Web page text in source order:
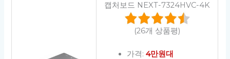
캡처보드 NEXT-7324HVC-4K
(26개 상품평)
가격: 4만원대